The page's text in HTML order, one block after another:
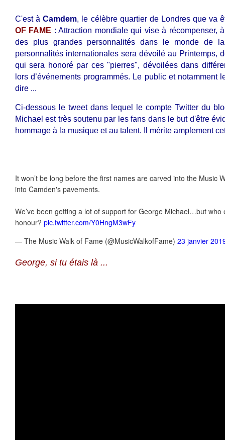
C'est àCamdem, le célèbre quartier de Londres que va
OF FAME : Attraction mondiale qui vise à récompenser,
des plus grandes personnalités dans le monde de
personnalités internationales sera dévoilé au Printemps,
qui sera honoré par ces "pierres", dévoilées dans
lors d’événements programmés. Le public et notamment
dire ...
Ci-dessous le tweet dans lequel le compte Twitter du
Michael est très soutenu par les fans dans le but d'être
hommage à la musique et au talent. Il mérite amplement
It won’t be long before the first names are carved into the Music
into Camden's pavements.
We’ve been getting a lot of support for George Michael…but who
honour? pic.twitter.com/Y0HngM3wFy
— The Music Walk of Fame (@MusicWalkofFame) 23 janvier
George, si tu étais là ...